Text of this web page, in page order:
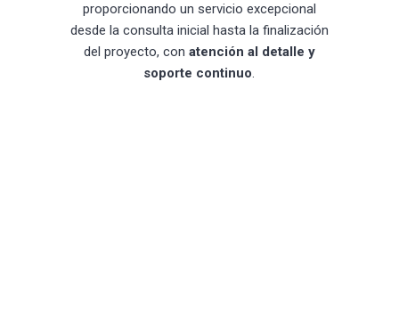
proporcionando un servicio excepcional
desde la consulta inicial hasta la finalización
del proyecto, con atención al detalle y
soporte continuo.